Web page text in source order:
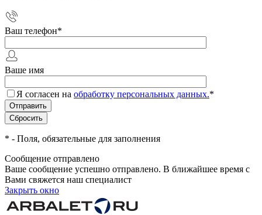
Ваш телефон*
Ваше имя
Я согласен на обработку персональных данных.*
* - Поля, обязательные для заполнения
Сообщение отправлено
Ваше сообщение успешно отправлено. В ближайшее время с
Вами свяжется наш специалист
Закрыть окно